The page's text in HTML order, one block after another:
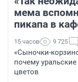
мема
пикапа в
15 часов 9 725
«Сыночки-
почему
цветов